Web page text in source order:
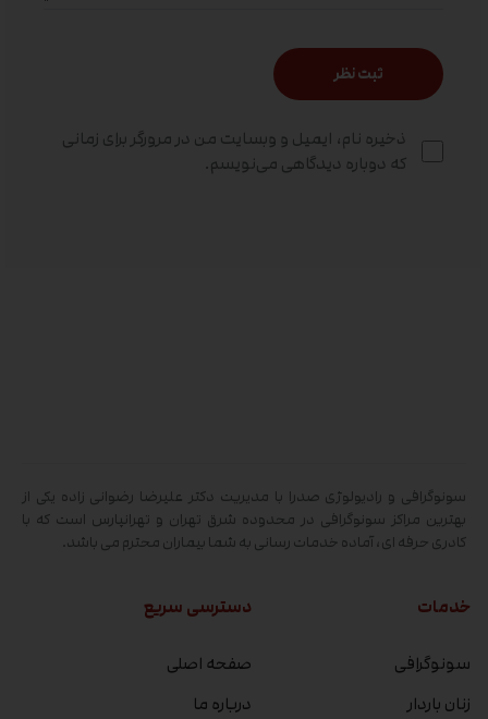
ذخیره نام، ایمیل و وبسایت من در مرورگر برای زمانی
که دوباره دیدگاهی می‌نویسم.
سونوگرافی و رادیولوژی صدرا با مدیریت دکتر علیرضا رضوانی زاده یکی از
بهترین مراکز سونوگرافی در محدوده شرق تهران و تهرانپارس است که با
کادری حرفه ای، آماده خدمات رسانی به شما بیماران محترم می باشد.
خدمات
سونوگرافی
زنان باردار
دسترسی سریع
صفحه اصلی
درباره ما